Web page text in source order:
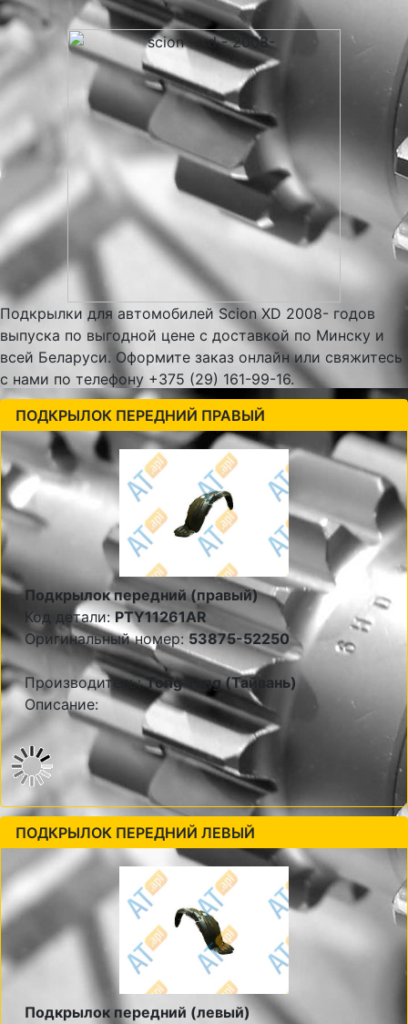
Подкрылки для автомобилей Scion XD 2008- годов
выпуска по выгодной цене с доставкой по Минску и
всей Беларуси. Оформите заказ онлайн или свяжитесь
с нами по телефону +375 (29) 161-99-16.
ПОДКРЫЛОК ПЕРЕДНИЙ ПРАВЫЙ
Подкрылок передний (правый)
Код детали:PTY11261AR
Оригинальный номер: 53875-52250
Производитель:Tong Yang (Тайвань)
Описание:
ПОДКРЫЛОК ПЕРЕДНИЙ ЛЕВЫЙ
Подкрылок передний (левый)